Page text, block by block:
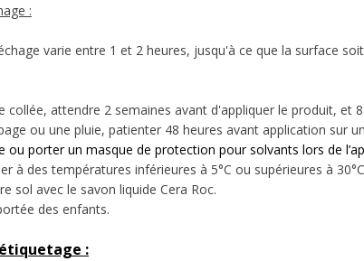
:
varie entre 1 et 2 heures, jusqu'à ce que la surface
collée, attendre 2 semaines avant d'appliquer le produit,
ou une pluie, patienter 48 heures avant application sur
ou porter un masque de protection pour solvants lors de
à des températures inférieures à 5°C ou supérieures à
sol avec le savon liquide Cera Roc.
des enfants.
: